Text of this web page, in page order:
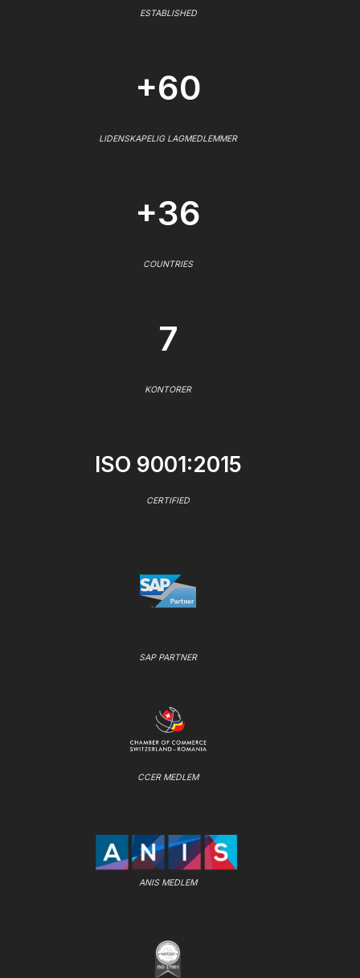
ESTABLISHED
+60
LIDENSKAPELIG LAGMEDLEMMER
+36
COUNTRIES
7
KONTORER
ISO 9001:2015
CERTIFIED
SAP PARTNER
CCER MEDLEM
ANIS MEDLEM